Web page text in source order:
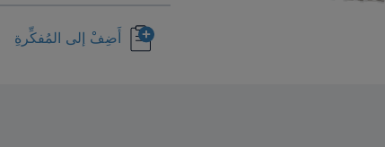
أَضِفْ إلى المُفكِّرةِ